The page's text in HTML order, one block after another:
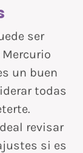
ser
un buen
todas
revisar
si es